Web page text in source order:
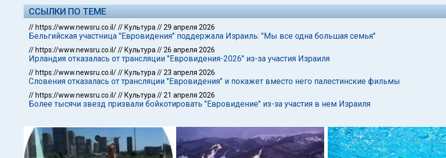
ССЫЛКИ ПО ТЕМЕ
// https://www.newsru.co.il/// Культура //29 апреля 2026
Бельгийская участница "Евровидения" поддержала Израиль: "Мы все одна большая семья"
// https://www.newsru.co.il/// Культура //26 апреля 2026
Ирландия отказалась от трансляции "Евровидения-2026" из-за участия Израиля
// https://www.newsru.co.il/// Культура //23 апреля 2026
Словения отказалась от трансляции "Евровидения" и покажет вместо него палестинские фильмы
// https://www.newsru.co.il/// Культура //21 апреля 2026
Более тысячи звезд призвали бойкотировать "Евровидение" из-за участия в нем Израиля